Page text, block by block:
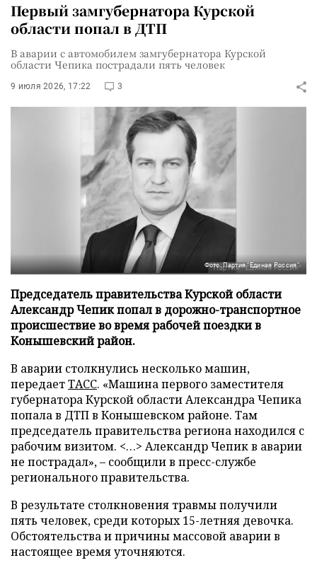
Первый замгубернатора Курской
области попал в ДТП
В аварии с автомобилем замгубернатора Курской
области Чепика пострадали пять человек
9 июля 2026, 17:22 3
Фото: Партия "Единая Россия"
Председатель правительства Курской области
Александр Чепик попал в дорожно-транспортное
происшествие во время рабочей поездки в
Конышевский район.
В аварии столкнулись несколько машин,
передаетТАСС. «Машина первого заместителя
губернатора Курской области Александра Чепика
попала в ДТП в Конышевском районе. Там
председатель правительства региона находился с
рабочим визитом. <…> Александр Чепик в аварии
не пострадал», – сообщили в пресс-службе
регионального правительства.
В результате столкновения травмы получили
пять человек, среди которых 15-летняя девочка.
Обстоятельства и причины массовой аварии в
настоящее время уточняются.